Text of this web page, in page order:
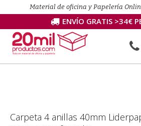
Material de oficina y Papelería
ENVÍO GRATIS >34€
Carpeta 4 anillas 40mm